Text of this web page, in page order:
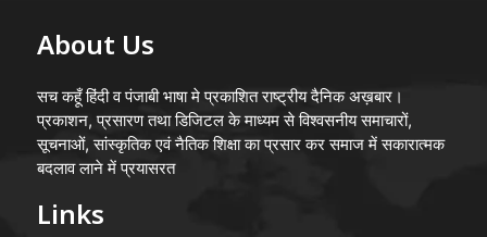
About Us
सच कहूँ हिंदी व पंजाबी भाषा मे प्रकाशित राष्ट्रीय दैनिक अख़बार।
प्रकाशन, प्रसारण तथा डिजिटल के माध्यम से विश्वसनीय समाचारों,
सूचनाओं, सांस्कृतिक एवं नैतिक शिक्षा का प्रसार कर समाज में सकारात्मक
बदलाव लाने में प्रयासरत
Links